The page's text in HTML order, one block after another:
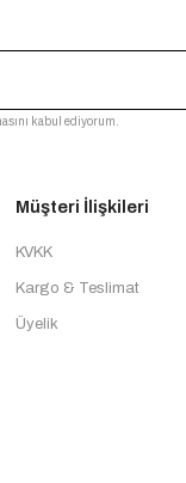
kabul ediyorum.
Müşteri İlişkileri
KVKK
Kargo & Teslimat
Üyelik